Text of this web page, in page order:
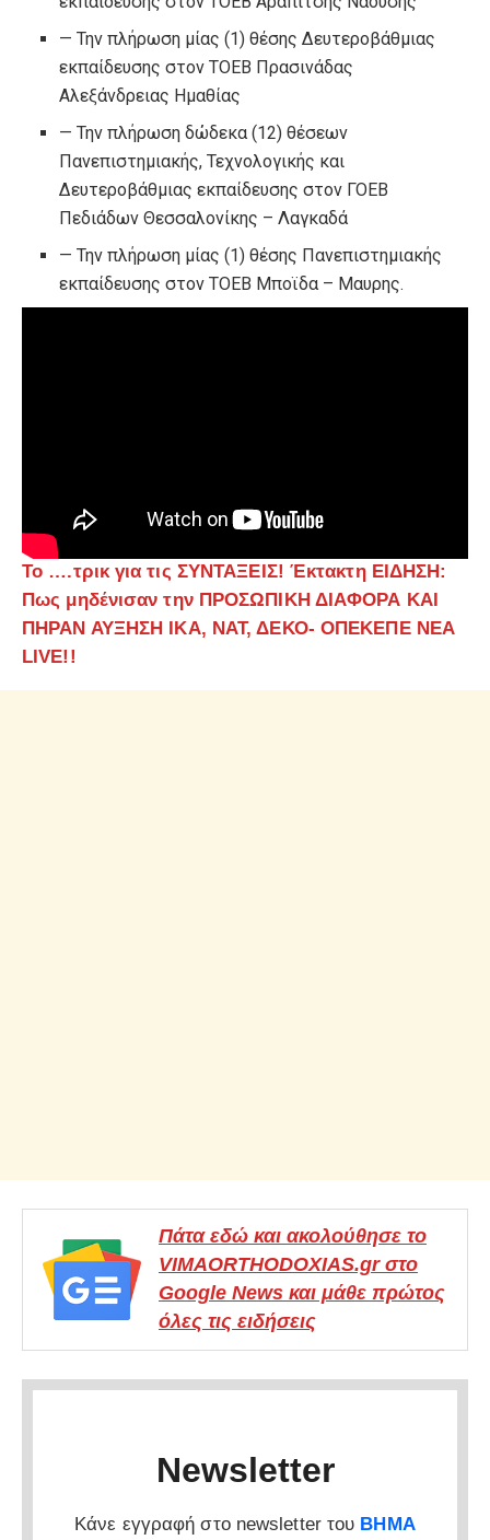
— Την πλήρωση μίας (1) θέσης Δευτεροβάθμιας
εκπαίδευσης στον ΤΟΕΒ Πρασινάδας
Αλεξάνδρειας Ημαθίας
— Την πλήρωση δώδεκα (12) θέσεων
Πανεπιστημιακής, Τεχνολογικής και
Δευτεροβάθμιας εκπαίδευσης στον ΓΟΕΒ
Πεδιάδων Θεσσαλονίκης – Λαγκαδά
— Την πλήρωση μίας (1) θέσης Πανεπιστημιακής
εκπαίδευσης στον ΤΟΕΒ Μποϊδα – Μαυρης.
Το ….τρικ για τις ΣΥΝΤΑΞΕΙΣ! Έκτακτη ΕΙΔΗΣΗ:
Πως μηδένισαν την ΠΡΟΣΩΠΙΚΗ ΔΙΑΦΟΡΑ ΚΑΙ
ΠΗΡΑΝ ΑΥΞΗΣΗ ΙΚΑ, ΝΑΤ, ΔΕΚΟ- ΟΠΕΚΕΠΕ ΝΕΑ
LIVE!!
Πάτα εδώ και ακολούθησε το
VIMAORTHODOXIAS.gr στο
Google News και μάθε πρώτος
όλες τις ειδήσεις
Newsletter
Κάνε εγγραφή στο newsletter του ΒΗΜΑ